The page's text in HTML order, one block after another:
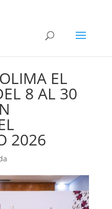
EL
8 AL 30
2026